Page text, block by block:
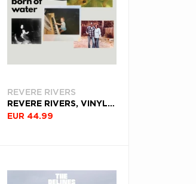
REVERE RIVERS
REVERE RIVERS, VINYL I WAS BORN OF WATER
EUR 44.99